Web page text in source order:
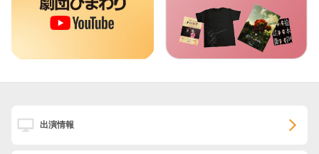
出演情報